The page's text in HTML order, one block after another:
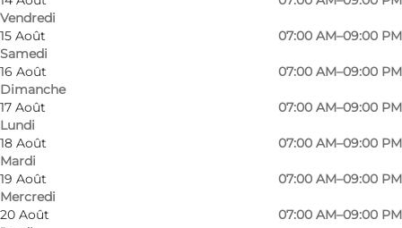
Vendredi
15 Août
Samedi
07:00 AM–09:00 PM
16 Août
Dimanche
07:00 AM–09:00 PM
17 Août
Lundi
07:00 AM–09:00 PM
18 Août
Mardi
07:00 AM–09:00 PM
19 Août
Mercredi
07:00 AM–09:00 PM
20 Août
07:00 AM–09:00 PM
At the supermarket, you can always refuel
cheap OK petrol.
facebook